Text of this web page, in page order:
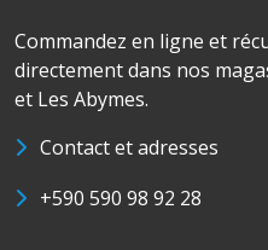
Commandez en ligne et
directement dans nos
et Les Abymes.
Contact et adresses
+590 590 98 92 28